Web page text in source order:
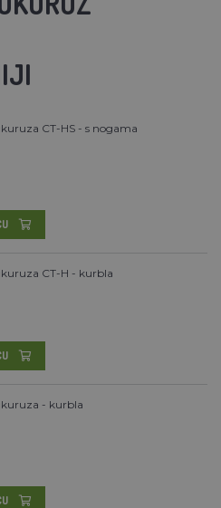
CT-HS - s nogama
CT-H - kurbla
- kurbla